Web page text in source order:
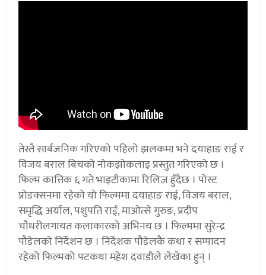
तेस्तै सार्बजनिक गरिएको पहिलो झलकमा भने दयाहाङ राई र
विजय बराल बिचको नोकझोकलाइ प्रस्तुत गरिएको छ ।
फिल्म कात्तिक ६ गते भाइटीकामा रिलिज हुँदैछ । पोस्ट
प्रोडक्सनमा रहेको यो फिल्ममा दयाहाङ राई, विजय बराल,
समृद्धि अर्याल, पशुपति राई, माओत्से गुरुङ, प्रदीप
चौधरीलगायत कलाकारको अभिनय छ । फिल्ममा सुरेन्द्र
पौडेलको निर्देशन छ । निर्देशक पौडेलकै कथा र सम्पादन
रहेको फिल्मको पटकथा महेश दवाडीले लेखेका हुन् ।